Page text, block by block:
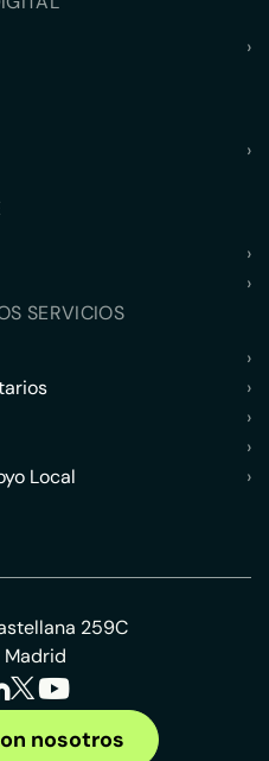
›
›
›
›
SERVICIOS
›
›
›
›
Local
›
259C
nosotros